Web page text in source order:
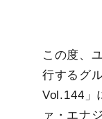
この度、
行するグ
Vol.144」
ァ・エナ